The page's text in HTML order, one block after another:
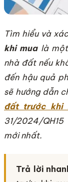
Tìm hiểu và
khi mualà một
nhà đất nếu
đến hậu quả
sẽ hướng dẫn
đất trước khi
31/2024/
mới nhất.
Trả lời